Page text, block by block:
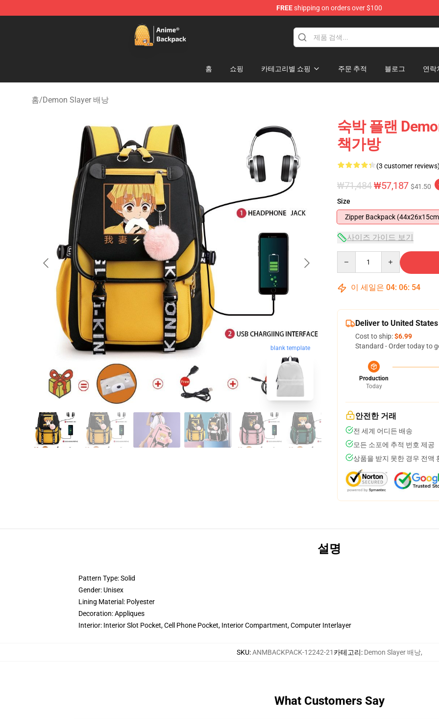
FREEshipping on orders over $100
Anime Backpack Shop - Official Anime Backpack Store for Anime Fans
홈 쇼핑 카테고리별 쇼핑 주문 추적 블로그 연락
홈/Demon Slayer 배낭
blank template
숙박 플랜
책가방
(3 customer
₩71,484₩57,187 $41.50
Size
Zipper Backpack
사이즈 가이드 보기
이 세일은 04: 06: 54
Deliver to United States
Cost to ship:$6.99
Standard - Order today to
Production
Today
안전한 거래
전 세계 어디든 배송
모든 소포에 추적 번호 제공
상품을 받지 못한 경우 전액
설명
Pattern Type: Solid
Gender: Unisex
Lining Material: Polyester
Decoration: Appliques
Interior: Interior Slot Pocket, Cell Phone Pocket, Interior Compartment, Computer Interlayer
SKU:ANMBACKPACK-12242-21 카테고리: Demon Slayer 배낭,
What Customers Say